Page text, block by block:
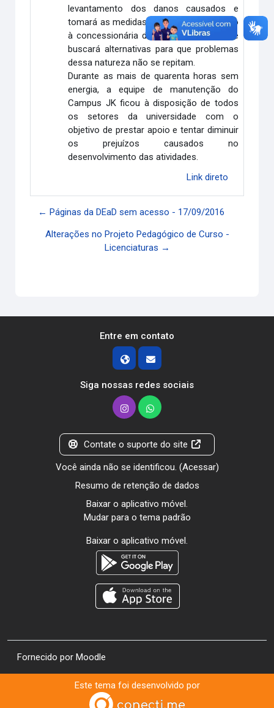
levantamento dos danos causados e
tomará as medidas legais e cabíveis junto
à concessionária de energia. Também se
buscará alternativas para que problemas
dessa natureza não se repitam.
Durante as mais de quarenta horas sem
energia, a equipe de manutenção do
Campus JK ficou à disposição de todos
os setores da universidade com o
objetivo de prestar apoio e tentar diminuir
os prejuízos causados no
desenvolvimento das atividades.
Link direto
← Páginas da DEaD sem acesso - 17/09/2016
Alterações no Projeto Pedagógico de Curso -
Licenciaturas →
Entre em contato
Siga nossas redes sociais
Contate o suporte do site
Você ainda não se identificou. (Acessar)
Resumo de retenção de dados
Baixar o aplicativo móvel.
Mudar para o tema padrão
Baixar o aplicativo móvel.
Fornecido por Moodle
Este tema foi desenvolvido por